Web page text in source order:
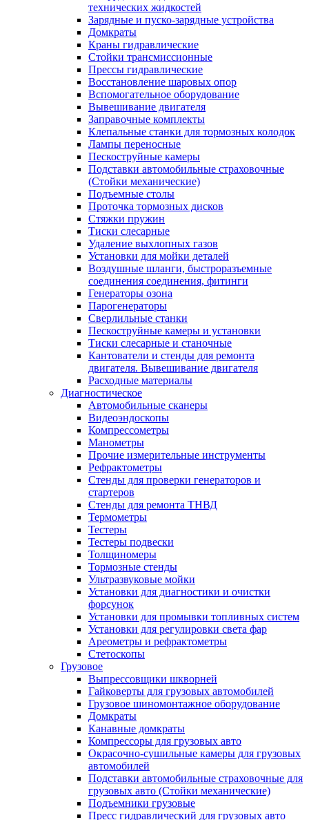
технических жидкостей
Зарядные и пуско-зарядные устройства
Домкраты
Краны гидравлические
Стойки трансмиссионные
Прессы гидравлические
Восстановление шаровых опор
Вспомогательное оборудование
Вывешивание двигателя
Заправочные комплекты
Клепальные станки для тормозных колодок
Лампы переносные
Пескоструйные камеры
Подставки автомобильные страховочные
(Стойки механические)
Подъемные столы
Проточка тормозных дисков
Стяжки пружин
Тиски слесарные
Удаление выхлопных газов
Установки для мойки деталей
Воздушные шланги, быстроразъемные
соединения соединения, фитинги
Генераторы озона
Парогенераторы
Сверлильные станки
Пескоструйные камеры и установки
Тиски слесарные и станочные
Кантователи и стенды для ремонта
двигателя. Вывешивание двигателя
Расходные материалы
Диагностическое
Автомобильные сканеры
Видеоэндоскопы
Компрессометры
Манометры
Прочие измерительные инструменты
Рефрактометры
Стенды для проверки генераторов и
стартеров
Стенды для ремонта ТНВД
Термометры
Тестеры
Тестеры подвески
Толщиномеры
Тормозные стенды
Ультразвуковые мойки
Установки для диагностики и очистки
форсунок
Установки для промывки топливных систем
Установки для регулировки света фар
Ареометры и рефрактометры
Стетоскопы
Грузовое
Выпрессовщики шкворней
Гайковерты для грузовых автомобилей
Грузовое шиномонтажное оборудование
Домкраты
Канавные домкраты
Компрессоры для грузовых авто
Окрасочно-сушильные камеры для грузовых
автомобилей
Подставки автомобильные страховочные для
грузовых авто (Стойки механические)
Подъемники грузовые
Пресс гидравлический для грузовых авто